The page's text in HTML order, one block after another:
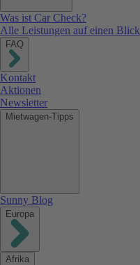
Was ist Car Check?
Alle Leistungen auf einen Blick
FAQ
Kontakt
Aktionen
Newsletter
Mietwagen-Tipps
Sunny Blog
Europa
Afrika